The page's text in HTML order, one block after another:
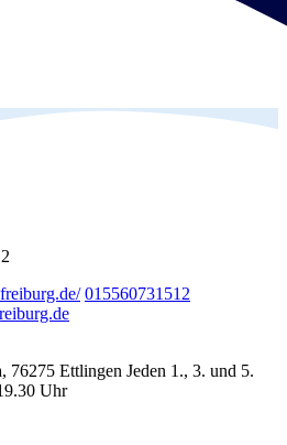
015560731512
76275 Ettlingen Jeden 1., 3. und 5.
Uhr